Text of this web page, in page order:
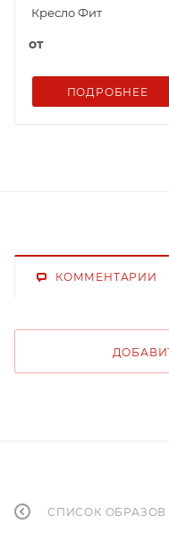
Кресло Фит
от
ПОДРОБНЕЕ
КОММЕНТАРИИ
СПИСОК ОБРАЗОВ